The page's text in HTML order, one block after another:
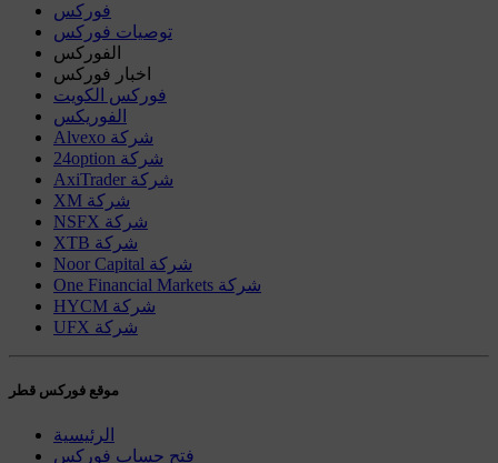
فوركس
توصيات فوركس
الفوركس
اخبار فوركس
فوركس الكويت
الفوريكس
Alvexo شركة
24option شركة
AxiTrader شركة
XM شركة
NSFX شركة
XTB شركة
Noor Capital شركة
One Financial Markets شركة
HYCM شركة
UFX شركة
موقع فوركس قطر
الرئيسية
فتح حساب فوركس